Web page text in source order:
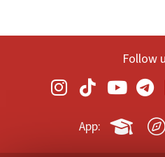
Follow
App: